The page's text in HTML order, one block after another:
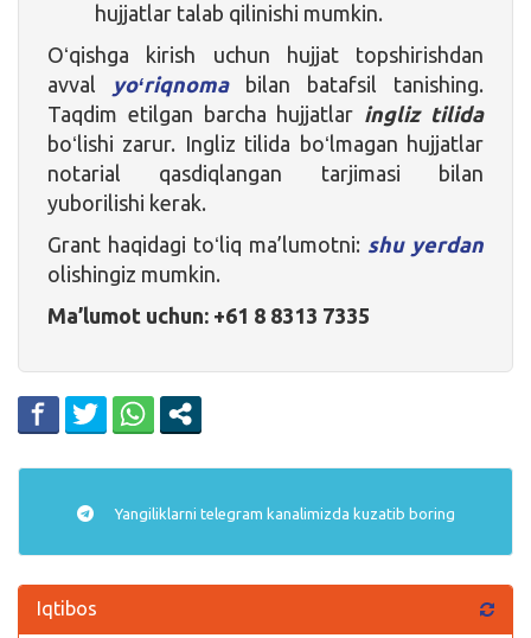
hujjatlar talab qilinishi mumkin.
Oʻqishga kirish uchun hujjat topshirishdan
avval yoʻriqnomabilan batafsil tanishing.
Taqdim etilgan barcha hujjatlar ingliz tilida
boʻlishi zarur. Ingliz tilida boʻlmagan hujjatlar
notarial qasdiqlangan tarjimasi bilan
yuborilishi kerak.
Grant haqidagi toʻliq ma’lumotni: shu yerdan
olishingiz mumkin.
Ma’lumot uchun: +61 8 8313 7335
Yangiliklarni telegram kanalimizda kuzatib boring
Iqtibos